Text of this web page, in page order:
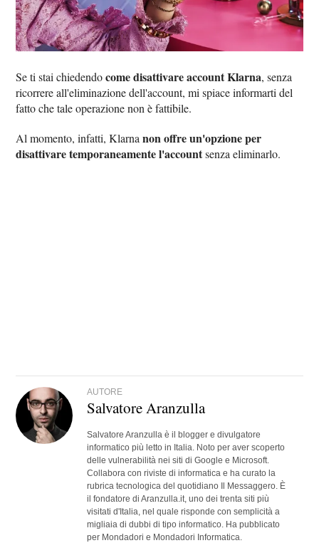
Se ti stai chiedendocome disattivare account Klarna, senza
ricorrere all'eliminazione dell'account, mi spiace informarti del
fatto che tale operazione non è fattibile.
Al momento, infatti, Klarnanon offre un'opzione per
disattivare temporaneamente l'accountsenza eliminarlo.
AUTORE
Salvatore Aranzulla
Salvatore Aranzulla è il blogger e divulgatore
informatico più letto in Italia. Noto per aver scoperto
delle vulnerabilità nei siti di Google e Microsoft.
Collabora con riviste di informatica e ha curato la
rubrica tecnologica del quotidiano Il Messaggero. È
il fondatore di Aranzulla.it, uno dei trenta siti più
visitati d'Italia, nel quale risponde con semplicità a
migliaia di dubbi di tipo informatico. Ha pubblicato
per Mondadori e Mondadori Informatica.